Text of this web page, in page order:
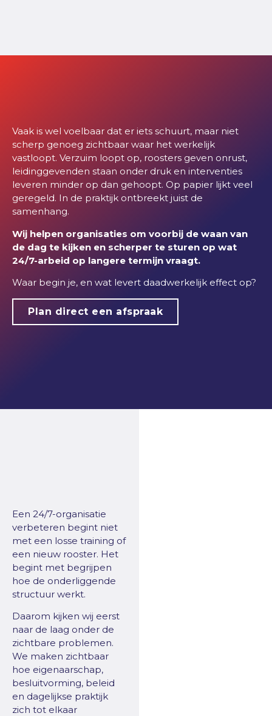
Vaak is wel voelbaar dat er iets schuurt, maar niet
scherp genoeg zichtbaar waar het werkelijk
vastloopt. Verzuim loopt op, roosters geven onrust,
leidinggevenden staan onder druk en interventies
leveren minder op dan gehoopt. Op papier lijkt veel
geregeld. In de praktijk ontbreekt juist de
samenhang.
Wij helpen organisaties om voorbij de waan van
de dag te kijken en scherper te sturen op wat
24/7-arbeid op langere termijn vraagt.
Waar begin je, en wat levert daadwerkelijk effect op?
Plan direct een afspraak
Een 24/7-organisatie
verbeteren begint niet
met een losse training of
een nieuw rooster. Het
begint met begrijpen
hoe de onderliggende
structuur werkt.
Daarom kijken wij eerst
naar de laag onder de
zichtbare problemen.
We maken zichtbaar
hoe eigenaarschap,
besluitvorming, beleid
en dagelijkse praktijk
zich tot elkaar